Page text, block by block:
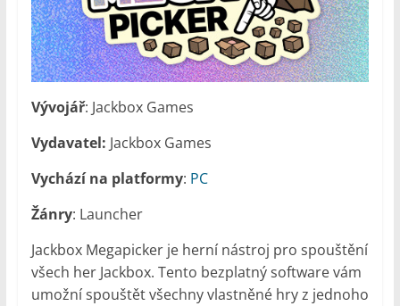
Vývojář: Jackbox Games
Vydavatel: Jackbox Games
Vychází na platformy: PC
Žánry: Launcher
Jackbox Megapicker je herní nástroj pro spouštění
všech her Jackbox. Tento bezplatný software vám
umožní spouštět všechny vlastněné hry z jednoho